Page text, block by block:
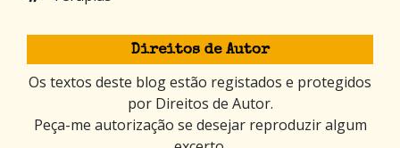
Direitos de Autor
Os textos deste blog estão registados e protegidos
por Direitos de Autor.
Peça-me autorização se desejar reproduzir algum